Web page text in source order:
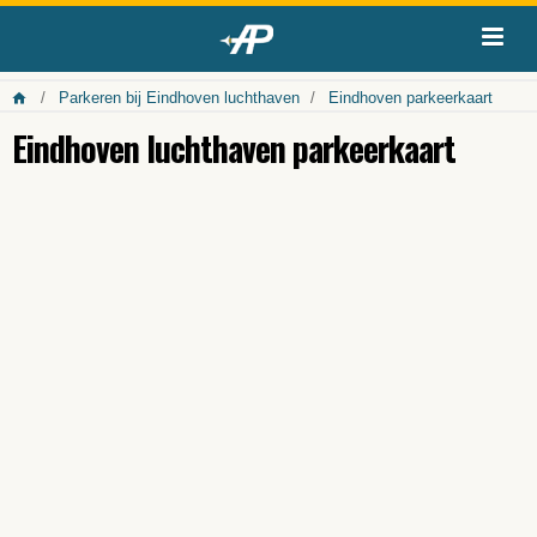
Parkeren bij Eindhoven luchthaven Eindhoven parkeerkaart
Eindhoven luchthaven parkeerkaart